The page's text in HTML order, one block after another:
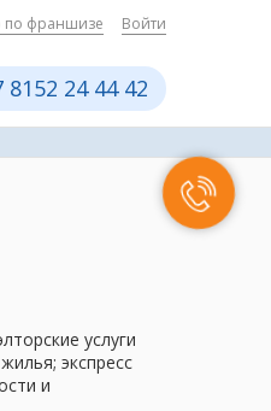
по франшизе Войти
8152 24 44 42
услуги
экспресс
и